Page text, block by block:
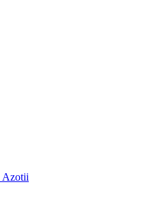
Azotii